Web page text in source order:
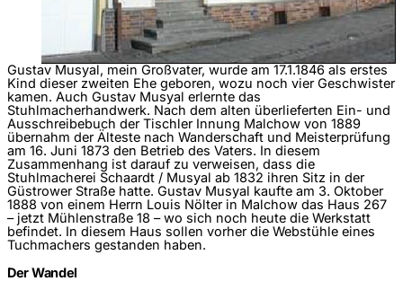
Gustav Musyal, mein Großvater, wurde am 17.1.1846 als erstes
Kind dieser zweiten Ehe geboren, wozu noch vier Geschwister
kamen. Auch Gustav Musyal erlernte das
Stuhlmacherhandwerk. Nach dem alten überlieferten Ein- und
Ausschreibebuch der Tischler Innung Malchow von 1889
übernahm der Älteste nach Wanderschaft und Meisterprüfung
am 16. Juni 1873 den Betrieb des Vaters. In diesem
Zusammenhang ist darauf zu verweisen, dass die
Stuhlmacherei Schaardt / Musyal ab 1832 ihren Sitz in der
Güstrower Straße hatte. Gustav Musyal kaufte am 3. Oktober
1888 von einem Herrn Louis Nölter in Malchow das Haus 267
– jetzt Mühlenstraße 18 – wo sich noch heute die Werkstatt
befindet. In diesem Haus sollen vorher die Webstühle eines
Tuchmachers gestanden haben.
Der Wandel